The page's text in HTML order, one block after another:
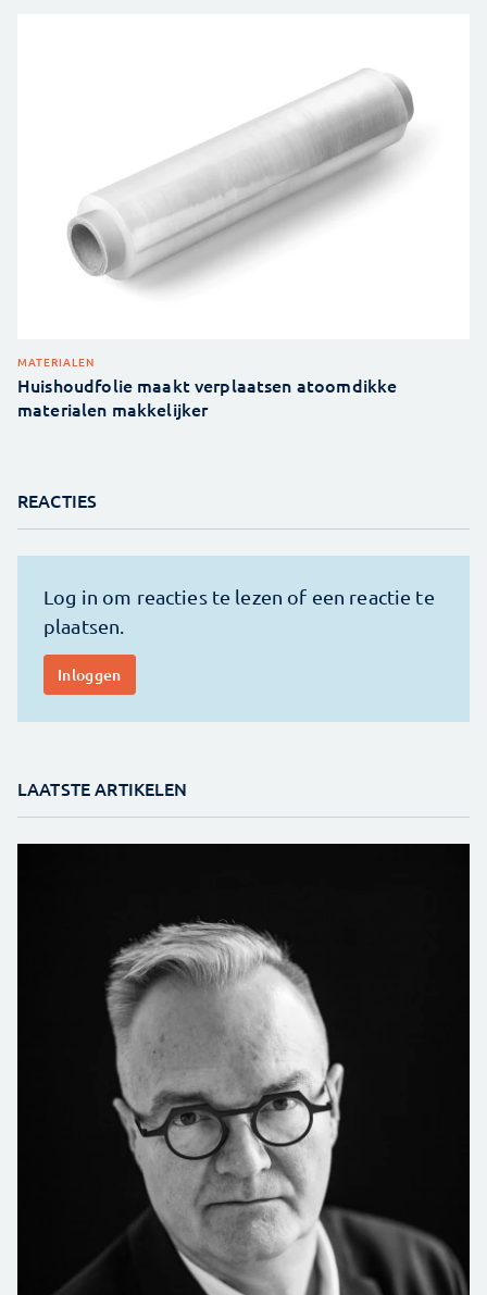
MATERIALEN
Huishoudfolie maakt verplaatsen atoomdikke
materialen makkelijker
REACTIES
LAATSTE ARTIKELEN